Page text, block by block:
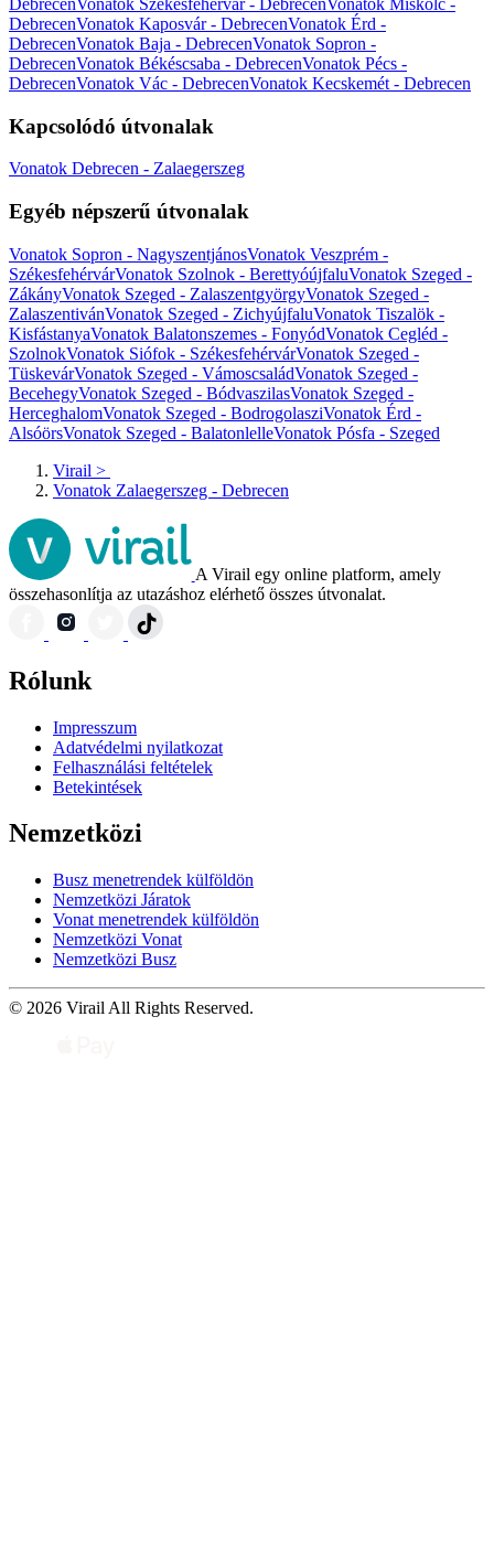
DebrecenVonatok Kaposvár - DebrecenVonatok Érd -
DebrecenVonatok Baja - DebrecenVonatok Sopron -
DebrecenVonatok Békéscsaba - DebrecenVonatok Pécs -
DebrecenVonatok Vác - DebrecenVonatok Kecskemét - Debrecen
Kapcsolódó útvonalak
Vonatok Debrecen - Zalaegerszeg
Egyéb népszerű útvonalak
Vonatok Sopron - NagyszentjánosVonatok Veszprém -
SzékesfehérvárVonatok Szolnok - BerettyóújfaluVonatok Szeged -
ZákányVonatok Szeged - ZalaszentgyörgyVonatok Szeged -
ZalaszentivánVonatok Szeged - ZichyújfaluVonatok Tiszalök -
KisfástanyaVonatok Balatonszemes - FonyódVonatok Cegléd -
SzolnokVonatok Siófok - SzékesfehérvárVonatok Szeged -
TüskevárVonatok Szeged - VámoscsaládVonatok Szeged -
BecehegyVonatok Szeged - BódvaszilasVonatok Szeged -
HerceghalomVonatok Szeged - BodrogolasziVonatok Érd -
AlsóörsVonatok Szeged - BalatonlelleVonatok Pósfa - Szeged
Virail >
Vonatok Zalaegerszeg - Debrecen
A Virail egy online platform, amely
összehasonlítja az utazáshoz elérhető összes útvonalat.
Rólunk
Impresszum
Adatvédelmi nyilatkozat
Felhasználási feltételek
Betekintések
Nemzetközi
Busz menetrendek külföldön
Nemzetközi Járatok
Vonat menetrendek külföldön
Nemzetközi Vonat
Nemzetközi Busz
© 2026 Virail All Rights Reserved.